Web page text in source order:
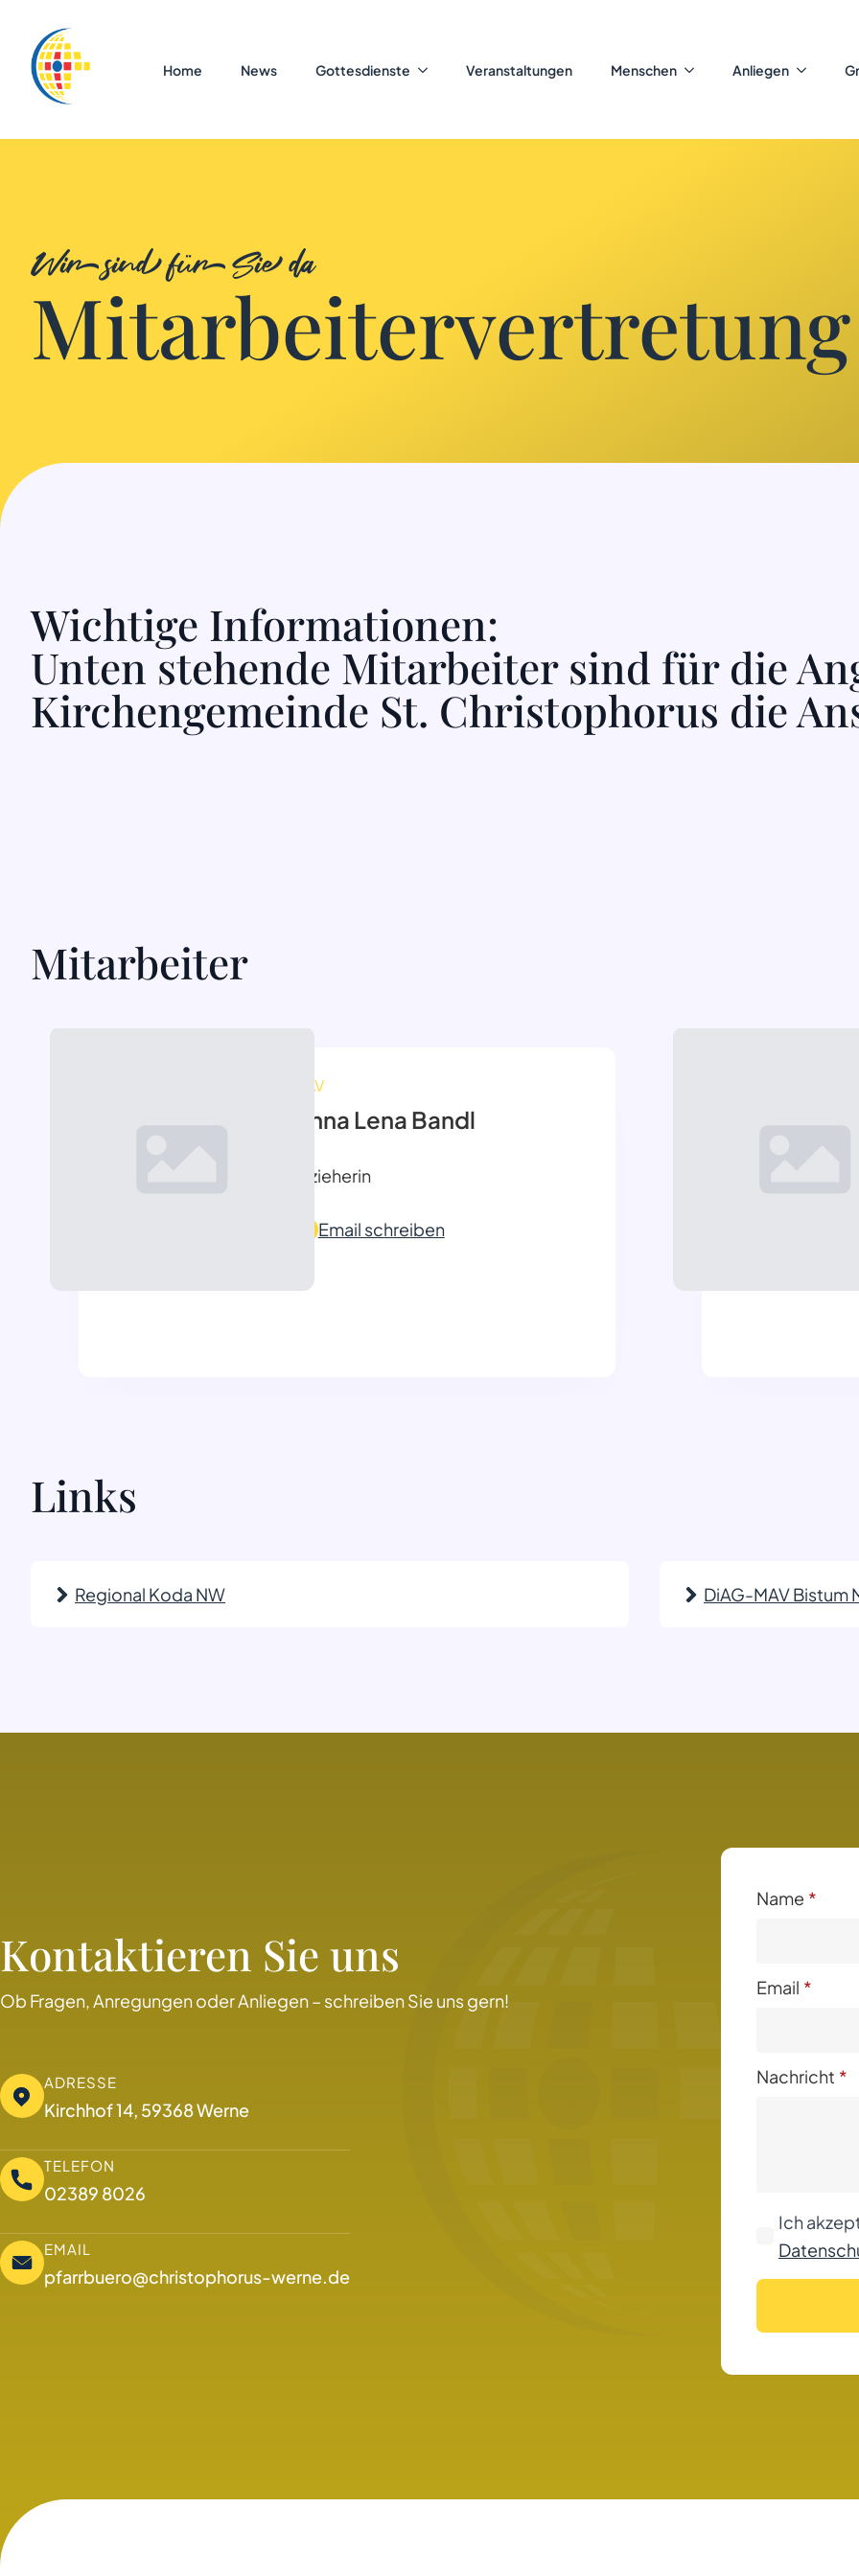
Home News Gottesdienste Veranstaltungen Menschen Anliegen
Wir sind für Sie da
Mitarbeitervertretung
Wichtige Informationen:
Unten stehende Mitarbeiter sind für die
Kirchengemeinde St. Christophorus die
Mitarbeiter
MAV
Anna Lena Bandl
Erzieherin
Email schreiben
Links
Regional Koda NW DiAG-MAV Bistum
Kontaktieren Sie uns
Ob Fragen, Anregungen oder Anliegen – schreiben Sie uns gern!
ADRESSE
Kirchhof 14, 59368 Werne
TELEFON
02389 8026
EMAIL
pfarrbuero@christophorus-werne.de
Name *
Email *
Nachricht *
Ich